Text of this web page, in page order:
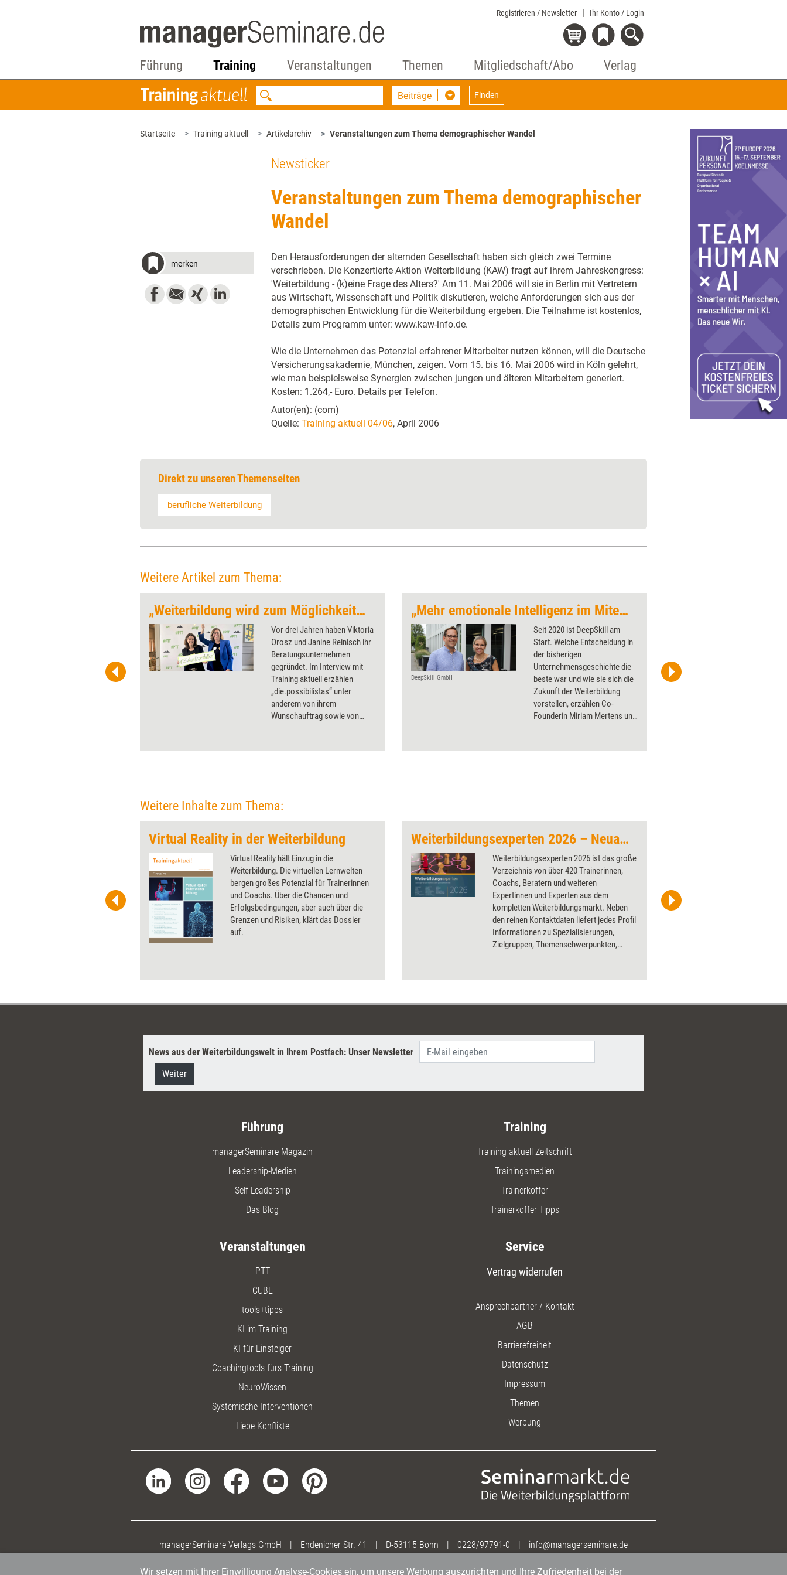
Registrieren / Newsletter Ihr Konto / Login
Führung Training Veranstaltungen Themen Mitgliedschaft/Abo Verlag
Beiträge Finden
Startseite Training aktuell Artikelarchiv Veranstaltungen zum Thema demographischer Wandel
Newsticker
Veranstaltungen zum Thema demographischer
Wandel
merken
Den Herausforderungen der alternden Gesellschaft haben sich gleich zwei Termine
verschrieben. Die Konzertierte Aktion Weiterbildung (KAW) fragt auf ihrem Jahreskongress:
'Weiterbildung - (k)eine Frage des Alters?' Am 11. Mai 2006 will sie in Berlin mit Vertretern
aus Wirtschaft, Wissenschaft und Politik diskutieren, welche Anforderungen sich aus der
demographischen Entwicklung für die Weiterbildung ergeben. Die Teilnahme ist kostenlos,
Details zum Programm unter: www.kaw-info.de.
Wie die Unternehmen das Potenzial erfahrener Mitarbeiter nutzen können, will die Deutsche
Versicherungsakademie, München, zeigen. Vom 15. bis 16. Mai 2006 wird in Köln gelehrt,
wie man beispielsweise Synergien zwischen jungen und älteren Mitarbeitern generiert.
Kosten: 1.264,- Euro. Details per Telefon.
Autor(en): (com)
Quelle: Training aktuell 04/06, April 2006
Direkt zu unseren Themenseiten
berufliche Weiterbildung
Weitere Artikel zum Thema:
(#PTT), das Gipfeltreffen der
„Weiterbildung wird zum Möglichkeitsraum“
Vor drei Jahren haben Viktoria
Orosz und Janine Reinisch ihr
Beratungsunternehmen
gegründet. Im Interview mit
Training aktuell erzählen
„die.possibilistas“ unter
anderem von ihrem
Wunschauftrag sowie von
sein könnte.
„Mehr emotionale Intelligenz im Miteinander“
DeepSkill GmbH
Seit 2020 ist DeepSkill am
Start. Welche Entscheidung in
der bisherigen
Unternehmensgeschichte die
beste war und wie sie sich die
Zukunft der Weiterbildung
vorstellen, erzählen Co-
Founderin Miriam Mertens und
Lucas Heinz/managerSeminare
Weitere Inhalte zum Thema:
Virtual Reality in der Weiterbildung
Virtual Reality hält Einzug in die
Weiterbildung. Die virtuellen Lernwelten
bergen großes Potenzial für Trainerinnen
und Coachs. Über die Chancen und
Erfolgsbedingungen, aber auch über die
Grenzen und Risiken, klärt das Dossier
auf.
Weiterbildungsexperten 2026 – Neuauflage
Weiterbildungsexperten 2026 ist das große
Verzeichnis von über 420 Trainerinnen,
Coachs, Beratern und weiteren
Expertinnen und Experten aus dem
kompletten Weiterbildungsmarkt. Neben
den reinen Kontaktdaten liefert jedes Profil
Informationen zu Spezialisierungen,
Zielgruppen, Themenschwerpunkten,
dazugehörigen Datenbank auf der
sind ebenfalls alle Weiterbildungsprofis
Mit diesem Nachschlagewerk und
Weiterbildung. Ideal als Erstinformation
News aus der Weiterbildungswelt in Ihrem Postfach: Unser Newsletter
Weiter
Führung
managerSeminare Magazin
Leadership-Medien
Self-Leadership
Das Blog
Training
Training aktuell Zeitschrift
Trainingsmedien
Trainerkoffer
Trainerkoffer Tipps
Veranstaltungen
PTT
CUBE
tools+tipps
KI im Training
KI für Einsteiger
Coachingtools fürs Training
NeuroWissen
Systemische Interventionen
Liebe Konflikte
Service
Vertrag widerrufen
Ansprechpartner / Kontakt
AGB
Barrierefreiheit
Datenschutz
Impressum
Themen
Werbung
managerSeminare Verlags GmbH | Endenicher Str. 41 | D-53115 Bonn | 0228/97791-0 | info@managerseminare.de
Wir setzen mit Ihrer Einwilligung Analyse-Cookies ein, um unsere Werbung auszurichten und Ihre Zufriedenheit bei der